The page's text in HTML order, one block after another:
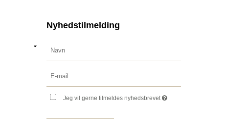
Nyhedstilmelding
Jeg vil gerne tilmeldes nyhedsbrevet